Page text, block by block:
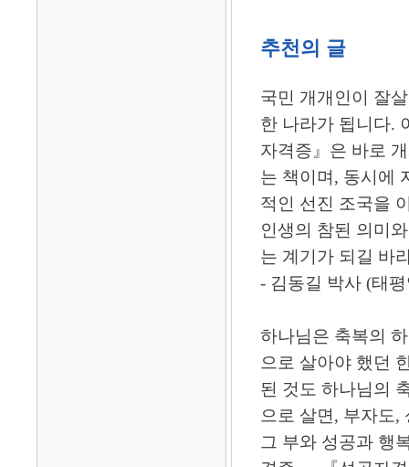
추천의 글
국민 개개인이 잘
한 나라가 됩니다.
자격증』은 바로
는 책이며, 동시에
적인 선진 조국을
인생의 참된 의미
는 계기가 되길 바
- 김동길 박사 (태
하나님은 축복의
으로 살아야 했던
된 것도 하나님의
으로 살면, 부자도,
그 부와 성공과 행